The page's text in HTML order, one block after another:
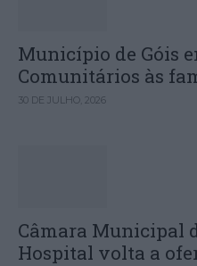
Município de Góis
Comunitários às
30 DE JULHO, 2026
Câmara Municipal
Hospital volta a